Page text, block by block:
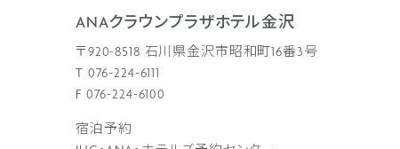
ANAクラウンプラザホテル金沢
〒920-8518 石川県金沢市昭和町16番3号
T 076-224-6111
F 076-224-6100
宿泊予約